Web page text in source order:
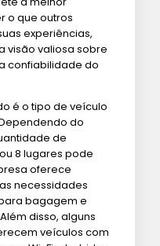
o que outros
experiências,
visão valiosa sobre
confiabilidade do
é o tipo de veículo
do
de
8 lugares pode
oferece
necessidades
bagagem e
disso, alguns
veículos com